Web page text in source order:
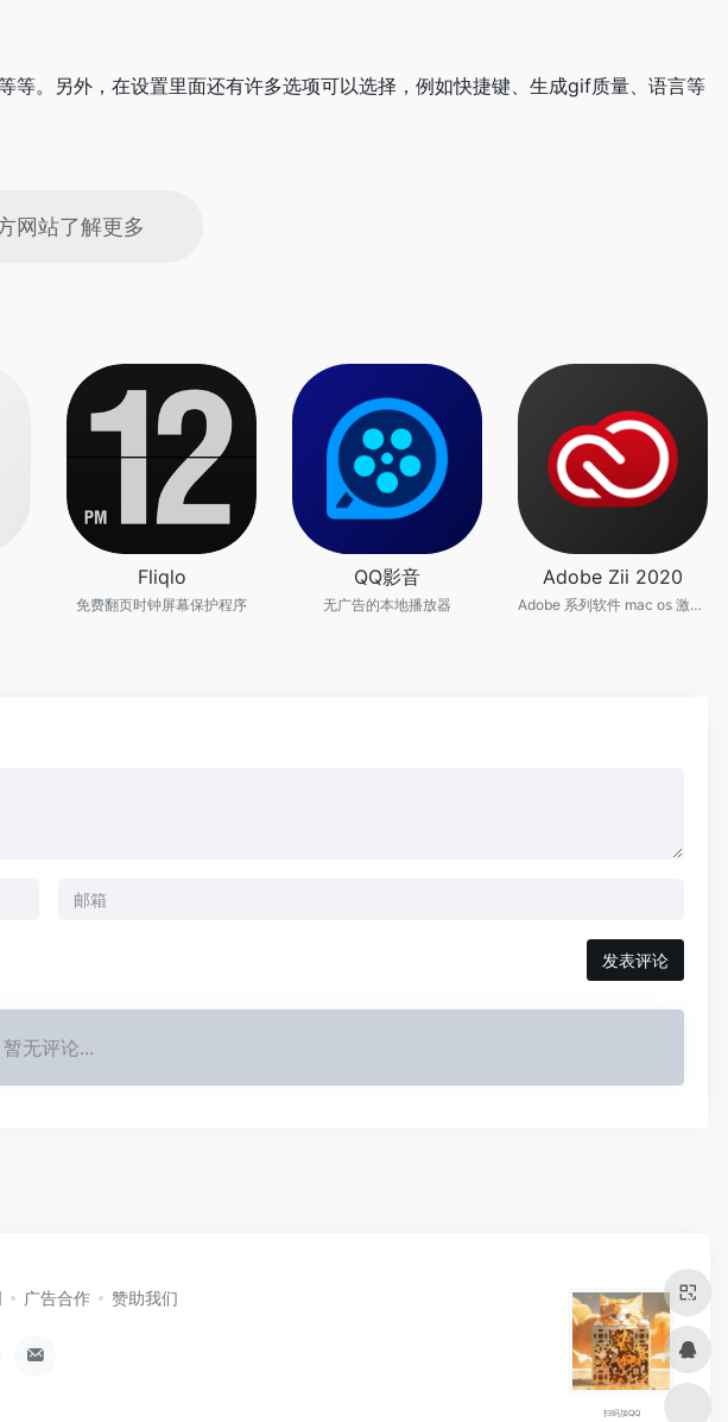
。另外，在设置里面还有许多选项可以选择，例如快捷键、生成gif质量、语言等
网站了解更多
Fliqlo
免费翻页时钟屏幕保护程序
QQ影音
无广告的本地播放器
Adobe Zii 2020
Adobe 系列软件 mac os 激活工具
发表评论
暂无评论...
广告合作 赞助我们
扫码加QQ